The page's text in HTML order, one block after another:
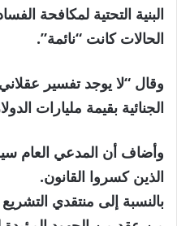
البنية التحتية لمكافحة
الحالات كانت “نائمة”.
وقال “لا يوجد تفسير
الجنائية بقيمة مليارات
وأضاف أن المدعي العام
الذين كسروا القانون.
بالنسبة إلى منتقدي